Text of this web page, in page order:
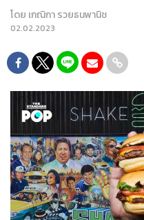
โดย เกณิกา รวยธนพานิช
02.02.2023